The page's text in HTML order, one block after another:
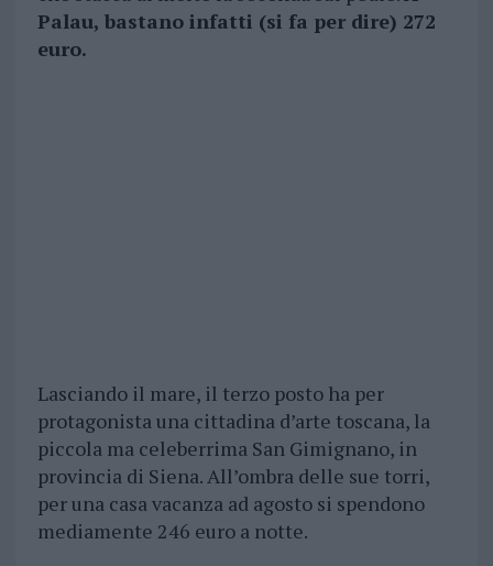
Palau, bastano infatti (si fa per dire) 272
euro.
Lasciando il mare, il terzo posto ha per
protagonista una cittadina d’arte toscana, la
piccola ma celeberrima San Gimignano, in
provincia di Siena. All’ombra delle sue torri,
per una casa vacanza ad agosto si spendono
mediamente 246 euro a notte.